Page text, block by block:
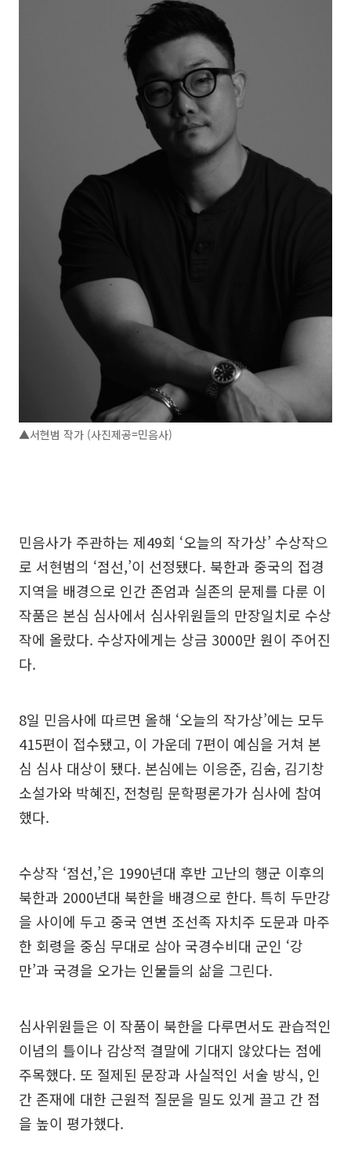
▲서현범 작가 (사진제공=민음사)
민음사가 주관하는 제49회 ‘오늘의 작가상’ 수상작으
로 서현범의 ‘점선,’이 선정됐다. 북한과 중국의 접경
지역을 배경으로 인간 존엄과 실존의 문제를 다룬 이
작품은 본심 심사에서 심사위원들의 만장일치로 수상
작에 올랐다. 수상자에게는 상금 3000만 원이 주어진
다.
8일 민음사에 따르면 올해 ‘오늘의 작가상’에는 모두
415편이 접수됐고, 이 가운데 7편이 예심을 거쳐 본
심 심사 대상이 됐다. 본심에는 이응준, 김숨, 김기창
소설가와 박혜진, 전청림 문학평론가가 심사에 참여
했다.
수상작 ‘점선,’은 1990년대 후반 고난의 행군 이후의
북한과 2000년대 북한을 배경으로 한다. 특히 두만강
을 사이에 두고 중국 연변 조선족 자치주 도문과 마주
한 회령을 중심 무대로 삼아 국경수비대 군인 ‘강
만’과 국경을 오가는 인물들의 삶을 그린다.
심사위원들은 이 작품이 북한을 다루면서도 관습적인
이념의 틀이나 감상적 결말에 기대지 않았다는 점에
주목했다. 또 절제된 문장과 사실적인 서술 방식, 인
간 존재에 대한 근원적 질문을 밀도 있게 끌고 간 점
을 높이 평가했다.